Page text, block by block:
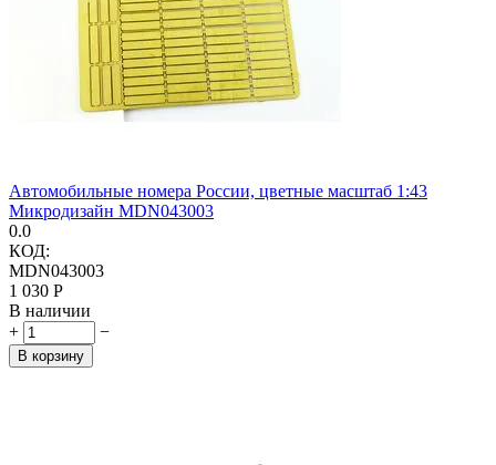
Автомобильные номера России, цветные масштаб 1:43
Микродизайн MDN043003
0.0
КОД:
MDN043003
1 030 Р
В наличии
+
−
В корзину